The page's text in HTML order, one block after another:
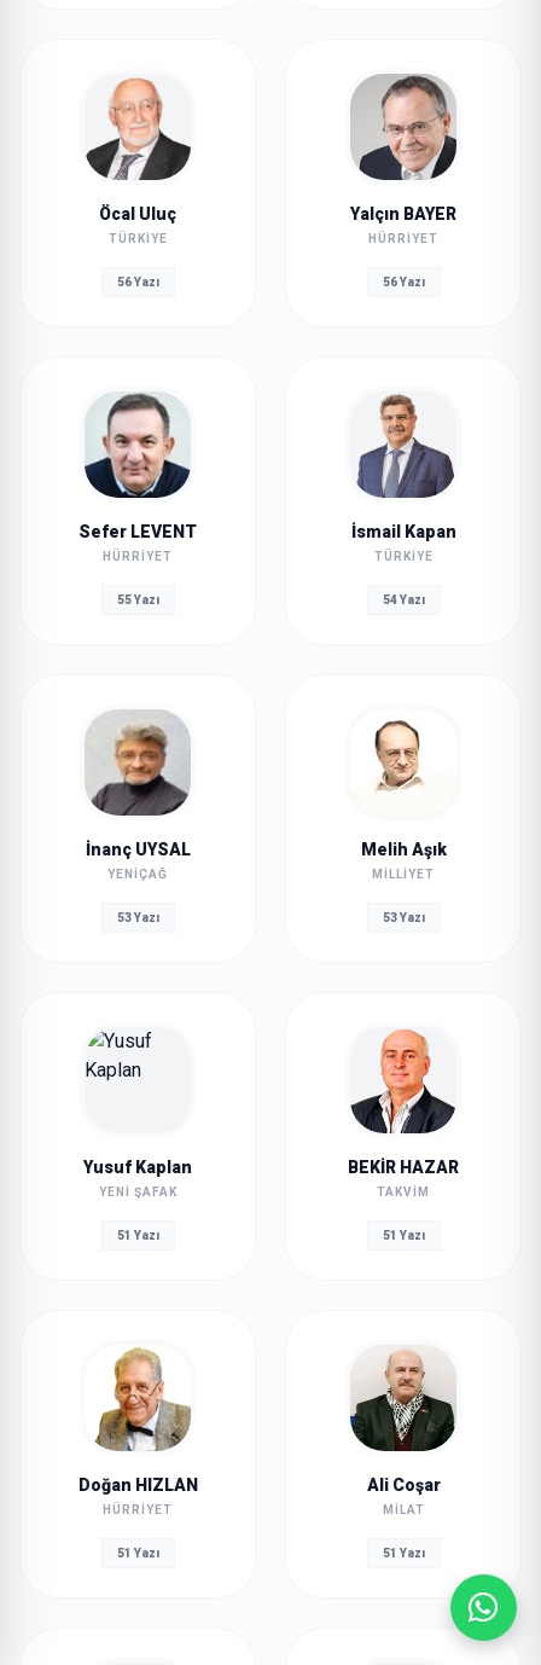
Öcal Uluç
TÜRKIYE
56 Yazı
Yalçın BAYER
HÜRRIYET
56 Yazı
Sefer LEVENT
HÜRRIYET
55 Yazı
İsmail Kapan
TÜRKIYE
54 Yazı
İnanç UYSAL
YENIÇAĞ
53 Yazı
Melih Aşık
MILLIYET
53 Yazı
Yusuf Kaplan
YENI ŞAFAK
51 Yazı
BEKİR HAZAR
TAKVIM
51 Yazı
Doğan HIZLAN
HÜRRIYET
51 Yazı
Ali Coşar
MILAT
51 Yazı